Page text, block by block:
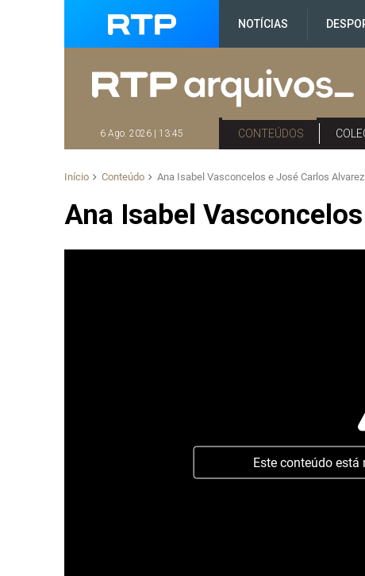
NOTÍCIAS
6 Ago. 2026 | 13:45 CONTEÚDOS
Início Conteúdo Ana Isabel Vasconcelos e José Carlos Alvarez
Ana Isabel
Este conteúdo